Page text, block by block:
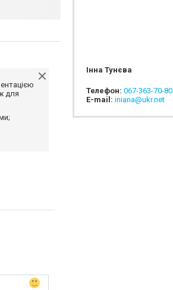
для
Інна Тунєва
Телефон: 067-363-70-80
E-mail: iniana@ukr.net